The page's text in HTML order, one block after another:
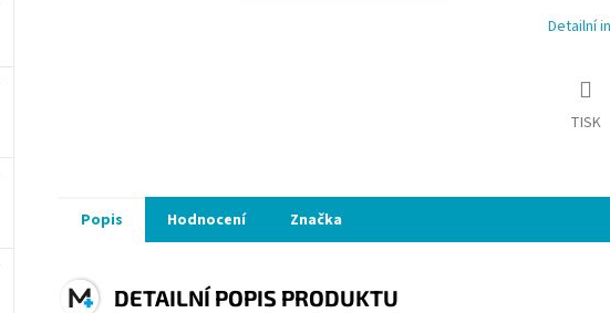
Detailní
TISK
Popis Hodnocení Značka
DETAILNÍ POPIS PRODUKTU